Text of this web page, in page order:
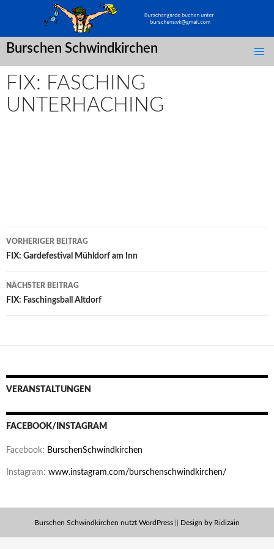
Burschen Schwindkirchen
ZUM
INHALT
FIX: FASCHING
UNTERHACHING
Post
navigation
VORHERIGER BEITRAG
FIX: Gardefestival Mühldorf am Inn
NÄCHSTER BEITRAG
FIX: Faschingsball Altdorf
VERANSTALTUNGEN
FACEBOOK/INSTAGRAM
Facebook: BurschenSchwindkirchen
Instagram: www.instagram.com/burschenschwindkirchen/
Burschen Schwindkirchen nutzt WordPress Design by Ridizain